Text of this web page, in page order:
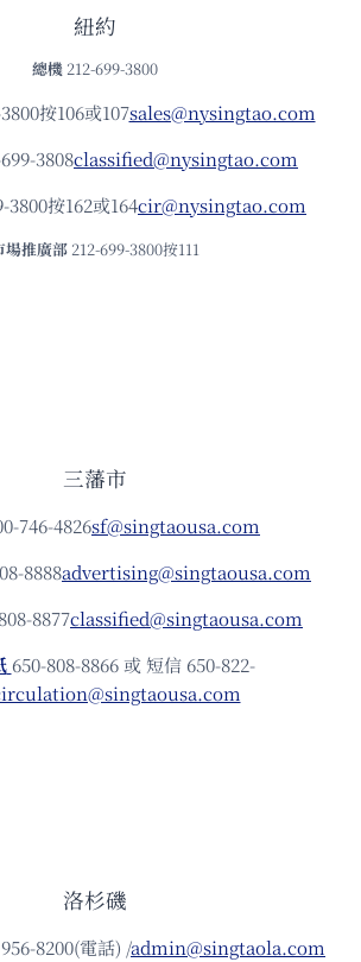
紐約
總機 212-699-3800
按106或107sales@nysingtao.com
3808classified@nysingtao.com
3800按162或164cir@nysingtao.com
場推廣部 212-699-3800按111
三藩市
746-4826sf@singtaousa.com
8888advertising@singtaousa.com
8877classified@singtaousa.com
650-808-8866 或 短信 650-822-
洛杉磯
8200(電話) /admin@singtaola.com